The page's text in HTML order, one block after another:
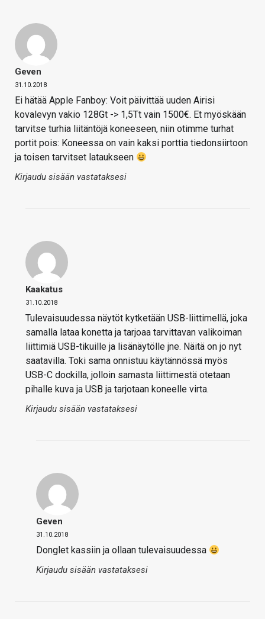
Geven
31.10.2018
Ei hätää Apple Fanboy: Voit päivittää uuden Airisi
kovalevyn vakio 128Gt -> 1,5Tt vain 1500€. Et myöskään
tarvitse turhia liitäntöjä koneeseen, niin otimme turhat
portit pois: Koneessa on vain kaksi porttia tiedonsiirtoon
ja toisen tarvitset lataukseen
Kirjaudu sisään vastataksesi
Kaakatus
31.10.2018
Tulevaisuudessa näytöt kytketään USB-liittimellä, joka
samalla lataa konetta ja tarjoaa tarvittavan valikoiman
liittimiä USB-tikuille ja lisänäytölle jne. Näitä on jo nyt
saatavilla. Toki sama onnistuu käytännössä myös
USB-C dockilla, jolloin samasta liittimestä otetaan
pihalle kuva ja USB ja tarjotaan koneelle virta.
Kirjaudu sisään vastataksesi
Geven
31.10.2018
Donglet kassiin ja ollaan tulevaisuudessa
Kirjaudu sisään vastataksesi